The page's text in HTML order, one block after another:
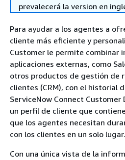
prevalecerá la version en
Para ayudar a los agentes a
cliente más eficiente y
Customer le permite combinar
aplicaciones externas, como
otros productos de gestión de
clientes (CRM), con el historial
ServiceNow Connect Customer
un perfil de cliente que
que los agentes necesitan
con los clientes en un solo lugar.
Con una única vista de la